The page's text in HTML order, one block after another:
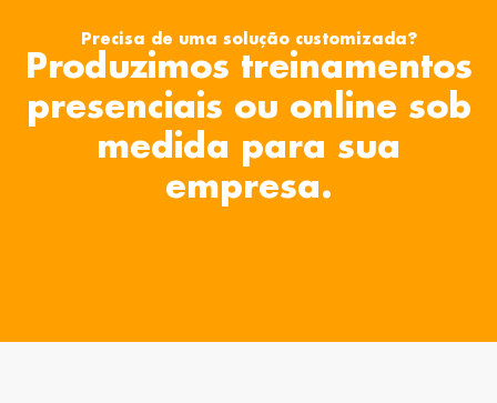
Precisa de uma solução customizada?
Produzimos treinamentos
presenciais ou online sob
medida para sua
empresa.